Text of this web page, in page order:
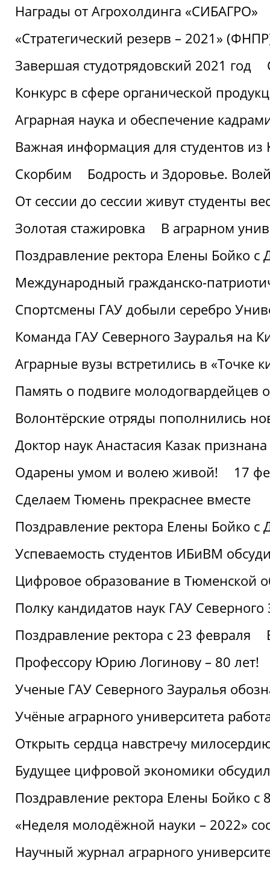
Награды от Агрохолдинга «СИБАГРО»
«Стратегический резерв – 2021»
Завершая студотрядовский 2021 год
Конкурс в сфере органической
Аграрная наука и обеспечение
Важная информация для студентов из
Скорбим
Бодрость и Здоровье.
От сессии до сессии живут студенты
Золотая стажировка
В аграрном
Поздравление ректора Елены Бойко с
Международный гражданско-
Спортсмены ГАУ добыли серебро
Команда ГАУ Северного Зауралья на
Аграрные вузы встретились в «Точке
Память о подвиге молодогвардейцев
Волонтёрские отряды пополнились
Доктор наук Анастасия Казак
Одарены умом и волею живой!
17
Сделаем Тюмень прекраснее вместе
Поздравление ректора Елены Бойко с
Успеваемость студентов ИБиВМ
Цифровое образование в Тюменской
Полку кандидатов наук ГАУ
Поздравление ректора с 23 февраля
Профессору Юрию Логинову – 80 лет!
Ученые ГАУ Северного Зауралья
Учёные аграрного университета
Открыть сердца навстречу
Будущее цифровой экономики
Поздравление ректора Елены Бойко с
«Неделя молодёжной науки – 2022»
Научный журнал аграрного